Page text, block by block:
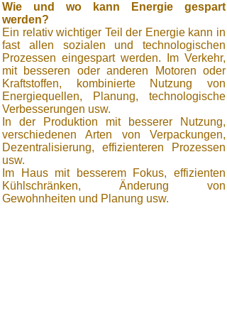
Wie und wo kann Energie gespart
werden?
Ein relativ wichtiger Teil der Energie kann in
fast allen sozialen und technologischen
Prozessen eingespart werden. Im Verkehr,
mit besseren oder anderen Motoren oder
Kraftstoffen, kombinierte Nutzung von
Energiequellen, Planung, technologische
Verbesserungen usw.
In der Produktion mit besserer Nutzung,
verschiedenen Arten von Verpackungen,
Dezentralisierung, effizienteren Prozessen
usw.
Im Haus mit besserem Fokus, effizienten
Kühlschränken, Änderung von
Gewohnheiten und Planung usw.